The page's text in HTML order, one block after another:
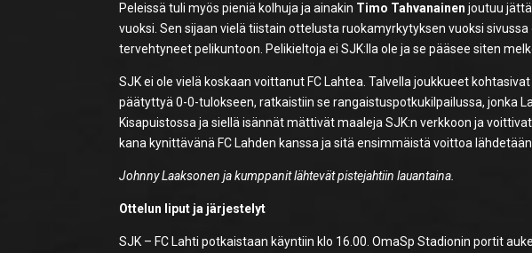
Peleissä tuli myös pieniä kolhuja ja ainakin Timo Tahvanainen joutuu
vuoksi. Sen sijaan vielä tiistain ottelusta ruokamyrkytyksen vuoksi sivussa
tervehtyneet pelikuntoon. Pelikieltoja ei SJK:lla ole ja se pääsee siten
SJK ei ole vielä koskaan voittanut FC Lahtea. Talvella joukkueet
päätyttyä 0-0-tulokseen, ratkaistiin se rangaistuspotkukilpailussa, jonka
Kisapuistossa ja siellä isännät mättivät maaleja SJK:n verkkoon ja
kana kynittävänä FC Lahden kanssa ja sitä ensimmäistä voittoa
Johnny Laaksonen ja kumppanit lähtevät pistejahtiin lauantaina.
Ottelun liput ja järjestelyt
SJK – FC Lahti potkaistaan käyntiin klo 16.00. OmaSp Stadionin portit